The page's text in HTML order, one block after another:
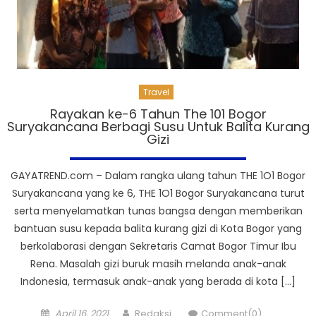
Travel
Rayakan ke-6 Tahun The 101 Bogor
Suryakancana Berbagi Susu Untuk Balita Kurang
Gizi
GAYATREND.com – Dalam rangka ulang tahun THE 1O1 Bogor
Suryakancana yang ke 6, THE 1O1 Bogor Suryakancana turut
serta menyelamatkan tunas bangsa dengan memberikan
bantuan susu kepada balita kurang gizi di Kota Bogor yang
berkolaborasi dengan Sekretaris Camat Bogor Timur Ibu
Rena. Masalah gizi buruk masih melanda anak-anak
Indonesia, termasuk anak-anak yang berada di kota […]
Posted
April 16, 2021 Author
Redaksi Comment(0)